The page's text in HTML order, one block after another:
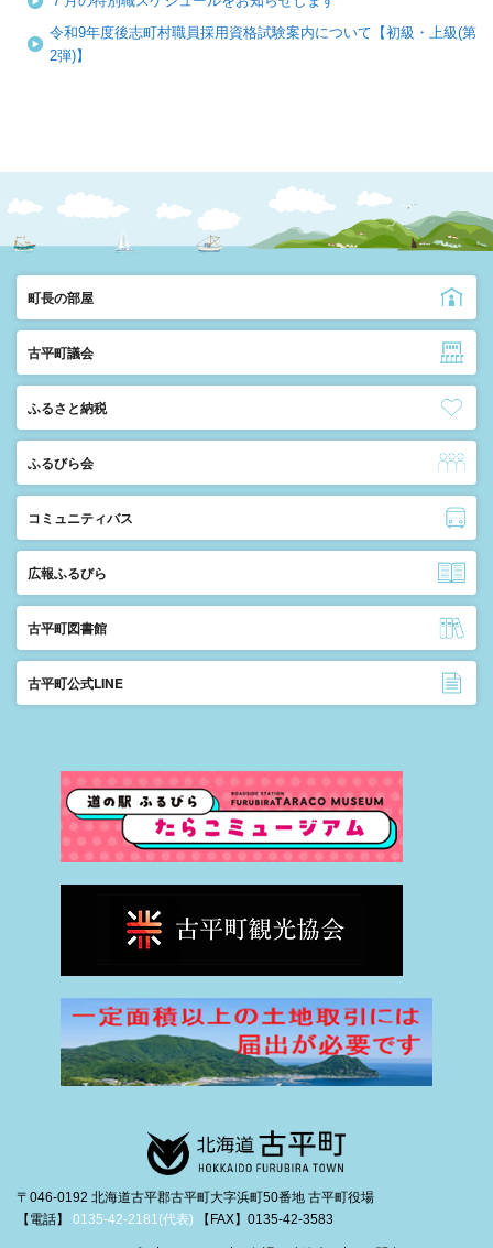
令和9年度後志町村職員採用資格試験案内について【初級・上級(第
2弾)】
町長の部屋
古平町議会
ふるさと納税
ふるびら会
コミュニティバス
広報ふるびら
古平町図書館
古平町公式LINE
〒046-0192 北海道古平郡古平町大字浜町50番地 古平町役場
【電話】 0135-42-2181(代表) 【FAX】0135-42-3583